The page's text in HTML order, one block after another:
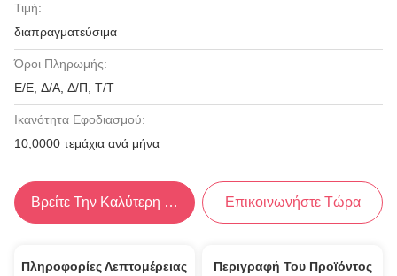
Τιμή:
διαπραγματεύσιμα
Όροι Πληρωμής:
Ε/Ε, Δ/Α, Δ/Π, Τ/Τ
Ικανότητα Εφοδιασμού:
10,0000 τεμάχια ανά μήνα
Βρείτε Την Καλύτερη Τιμή Επικοινωνήστε Τώρα
Πληροφορίες Λεπτομέρειας Περιγραφή Του Προϊόντος